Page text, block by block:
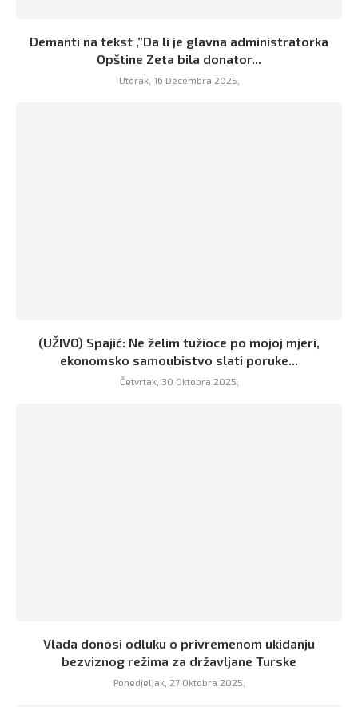
Demanti na tekst ,”Da li je glavna administratorka
Opštine Zeta bila donator...
Utorak, 16 Decembra 2025,
(UŽIVO) Spajić: Ne želim tužioce po mojoj mjeri,
ekonomsko samoubistvo slati poruke...
Četvrtak, 30 Oktobra 2025,
Vlada donosi odluku o privremenom ukidanju
bezviznog režima za državljane Turske
Ponedjeljak, 27 Oktobra 2025,